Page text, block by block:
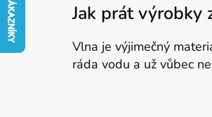
Jak prát výrobky
Vlna je výjimečný
ráda vodu a už vůbec